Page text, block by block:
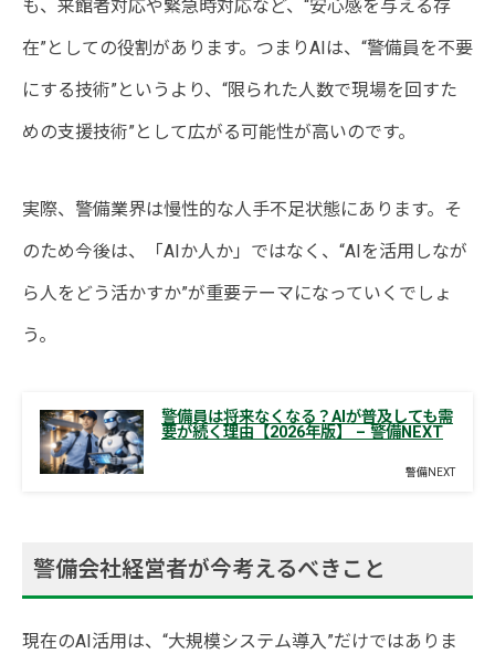
も、来館者対応や緊急時対応など、“安心感を与える存
在”としての役割があります。つまりAIは、“警備員を不要
にする技術”というより、“限られた人数で現場を回すた
めの支援技術”として広がる可能性が高いのです。
実際、警備業界は慢性的な人手不足状態にあります。そ
のため今後は、「AIか人か」ではなく、“AIを活用しなが
ら人をどう活かすか”が重要テーマになっていくでしょ
う。
警備員は将来なくなる？AIが普及しても需
要が続く理由【2026年版】 – 警備NEXT
警備NEXT
警備会社経営者が今考えるべきこと
現在のAI活用は、“大規模システム導入”だけではありま